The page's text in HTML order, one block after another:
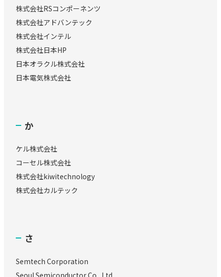
株式会社RSコンポーネンツ
株式会社アドバンテック
株式会社インテル
株式会社日本HP
日本オラクル株式会社
日本電気株式会社
か
ケル株式会社
コーセル株式会社
株式会社kiwitechnology
株式会社カルテック
さ
Semtech Corporation
Seoul Semiconductor Co., Ltd.